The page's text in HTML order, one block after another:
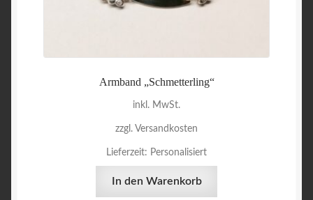
Armband „Schmetterling“
inkl. MwSt.
zzgl. Versandkosten
Lieferzeit: Personalisiert
In den Warenkorb